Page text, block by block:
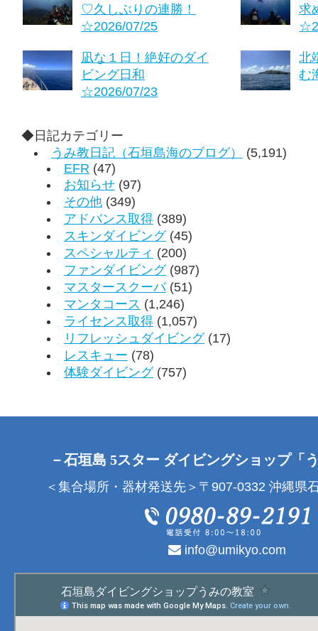
♡久しぶりの連勝！
☆2026/07/25
求
凪な１日！絶好のダイ
ビング日和
☆2026/07/23
北
む
◆日記カテゴリー
うみ教日記（石垣島海のブログ）
(5,191)
EFR (47)
お知らせ (97)
その他 (349)
アドバンス取得 (389)
スキンダイビング(45)
スペシャルティ (200)
ファンダイビング(987)
マスタースクーバ(51)
マンタコース (1,246)
ライセンス取得 (1,057)
リフレッシュダイビング(17)
レスキュー (78)
体験ダイビング(757)
－石垣島 5スター ダイビングショップ「
＜集合場所・器材発送先＞〒907-0332 沖縄県
info@umikyo.com